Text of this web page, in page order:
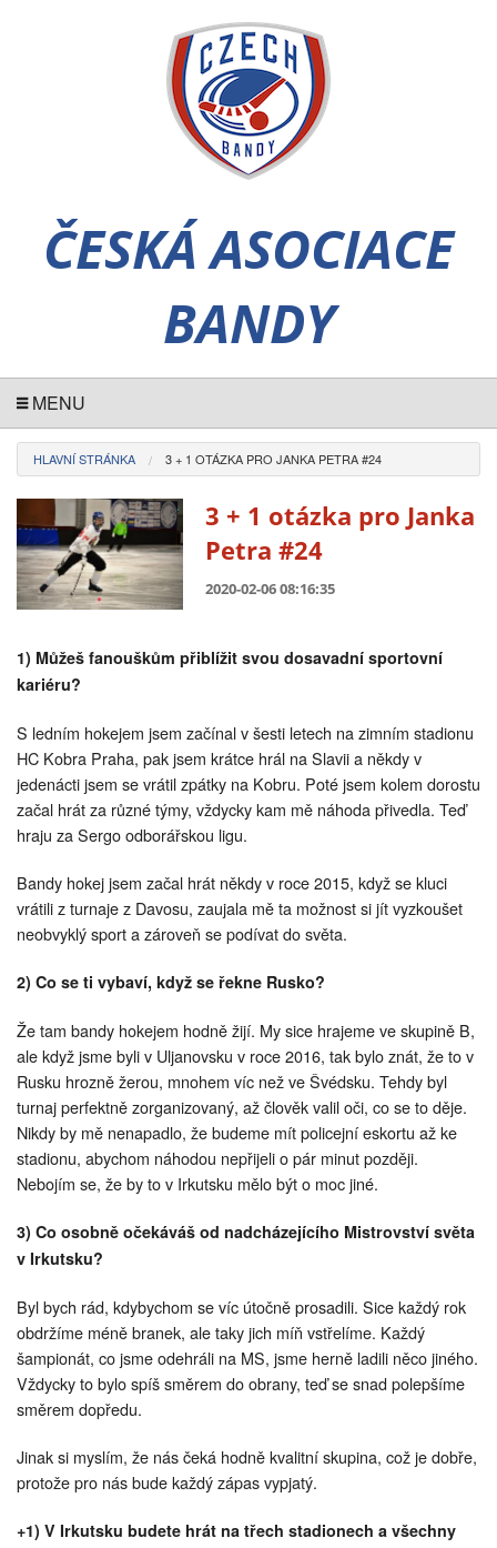
ČESKÁ ASOCIACE
BANDY
MENU
HLAVNÍ STRÁNKA 3 + 1 OTÁZKA PRO JANKA PETRA #24
3 + 1 otázka pro Janka
Petra #24
2020-02-06 08:16:35
1) Můžeš fanouškům přiblížit svou dosavadní sportovní
kariéru?
S ledním hokejem jsem začínal v šesti letech na zimním stadionu
HC Kobra Praha, pak jsem krátce hrál na Slavii a někdy v
jedenácti jsem se vrátil zpátky na Kobru. Poté jsem kolem dorostu
začal hrát za různé týmy, vždycky kam mě náhoda přivedla. Teď
hraju za Sergo odborářskou ligu.
Bandy hokej jsem začal hrát někdy v roce 2015, když se kluci
vrátili z turnaje z Davosu, zaujala mě ta možnost si jít vyzkoušet
neobvyklý sport a zároveň se podívat do světa.
2) Co se ti vybaví, když se řekne Rusko?
Že tam bandy hokejem hodně žijí. My sice hrajeme ve skupině B,
ale když jsme byli v Uljanovsku v roce 2016, tak bylo znát, že to v
Rusku hrozně žerou, mnohem víc než ve Švédsku. Tehdy byl
turnaj perfektně zorganizovaný, až člověk valil oči, co se to děje.
Nikdy by mě nenapadlo, že budeme mít policejní eskortu až ke
stadionu, abychom náhodou nepřijeli o pár minut později.
Nebojím se, že by to v Irkutsku mělo být o moc jiné.
3) Co osobně očekáváš od nadcházejícího Mistrovství světa
v Irkutsku?
Byl bych rád, kdybychom se víc útočně prosadili. Sice každý rok
obdržíme méně branek, ale taky jich míň vstřelíme. Každý
šampionát, co jsme odehráli na MS, jsme herně ladili něco jiného.
Vždycky to bylo spíš směrem do obrany, teď se snad polepšíme
směrem dopředu.
Jinak si myslím, že nás čeká hodně kvalitní skupina, což je dobře,
protože pro nás bude každý zápas vypjatý.
+1) V Irkutsku budete hrát na třech stadionech a všechny